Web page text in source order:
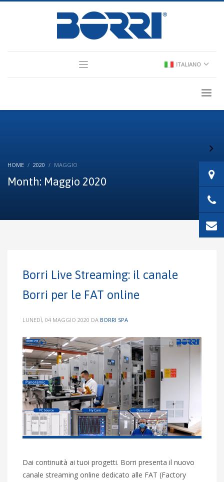
Partner Login
Consultant Login
ITALIANO
HOME 2020 MAGGIO
Month: Maggio 2020
Borri Live Streaming: il canale
Borri per le FAT online
LUNEDÌ, 04 MAGGIO 2020 DA BORRI SPA
Dai continuità ai tuoi progetti. Borri presenta il nuovo
canale streaming online dedicato alle FAT (Factory